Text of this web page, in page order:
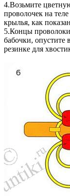
4.Возьмите
проволочек на
крылья, как
5.Концы проволоки
бабочки, опустите
резинке для